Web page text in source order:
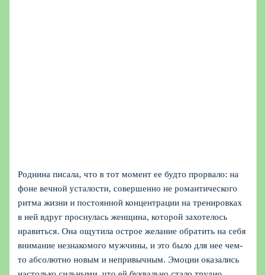
Роднина писала, что в тот момент ее будто прорвало: на
фоне вечной усталости, совершенно не романтического
ритма жизни и постоянной концентрации на тренировках
в ней вдруг проснулась женщина, которой захотелось
нравиться. Она ощутила острое желание обратить на себя
внимание незнакомого мужчины, и это было для нее чем-
то абсолютно новым и непривычным. Эмоции оказались